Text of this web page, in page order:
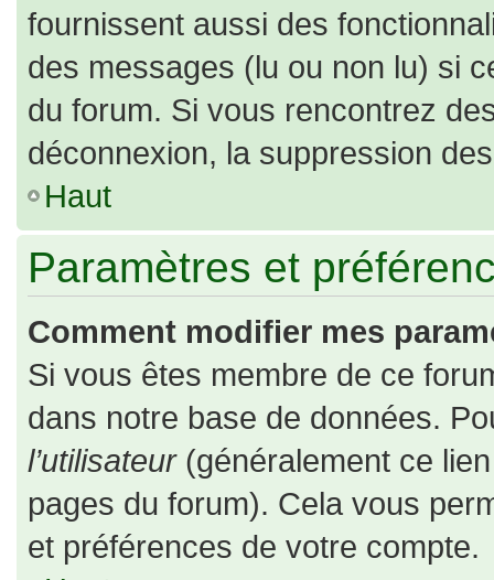
fournissent aussi des
des messages (lu ou non lu) si
du forum. Si vous rencontrez
déconnexion, la suppression
Haut
Paramètres et
Comment modifier mes
Si vous êtes membre de ce
dans notre base de données.
l’utilisateur(généralement ce
pages du forum). Cela vous
et préférences de votre compte.